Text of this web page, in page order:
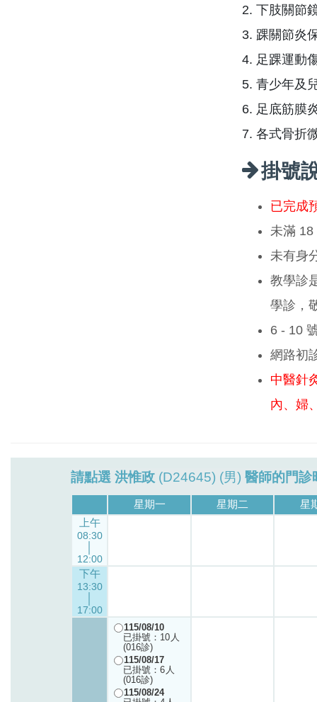
2. 下肢關節
3. 踝關節炎
4. 足踝運動
5. 青少年及
6. 足底筋膜
7. 各式骨折
掛號
已完成
未滿 18
未有身
教學診
學診，
6 - 10
網路初
中醫針
內、婦